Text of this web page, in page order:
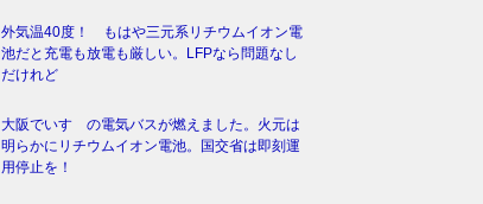
外気温40度！ もはや三元系リチウムイオン電
池だと充電も放電も厳しい。LFPなら問題なし
だけれど
大阪でいすゞの電気バスが燃えました。火元は
明らかにリチウムイオン電池。国交省は即刻運
用停止を！